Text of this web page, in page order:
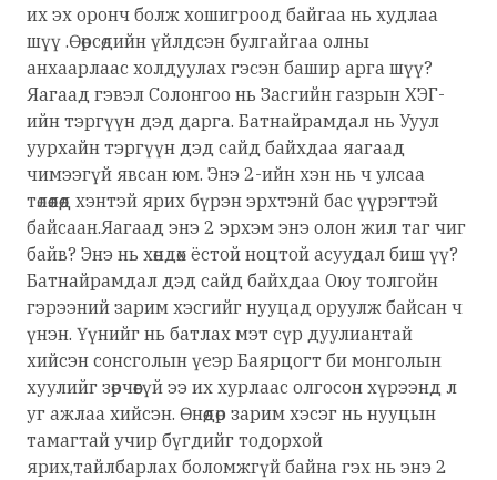
их эх оронч болж хошигроод байгаа нь худлаа
шүү .Өөрсөдийн үйлдсэн булгайгаа олны
анхаарлаас холдуулах гэсэн башир арга шүү?
Яагаад гэвэл Солонгоо нь Засгийн газрын ХЭГ-
ийн тэргүүн дэд дарга. Батнайрамдал нь Ууул
уурхайн тэргүүн дэд сайд байхдаа яагаад
чимээгүй явсан юм. Энэ 2-ийн хэн нь ч улсаа
төлөөлөөд хэнтэй ярих бүрэн эрхтэнй бас үүрэгтэй
байсаан.Яагаад энэ 2 эрхэм энэ олон жил таг чиг
байв? Энэ нь хөндөх ёстой ноцтой асуудал биш үү?
Батнайрамдал дэд сайд байхдаа Оюу толгойн
гэрээний зарим хэсгийг нууцад оруулж байсан ч
үнэн. Үүнийг нь батлах мэт сүр дуулиантай
хийсэн сонсголын үеэр Баярцогт би монголын
хуулийг зөрчөөгүй ээ их хурлаас олгосон хүрээнд л
уг ажлаа хийсэн. Өнөөдөр зарим хэсэг нь нууцын
тамагтай учир бүгдийг тодорхой
ярих,тайлбарлах боломжгүй байна гэх нь энэ 2